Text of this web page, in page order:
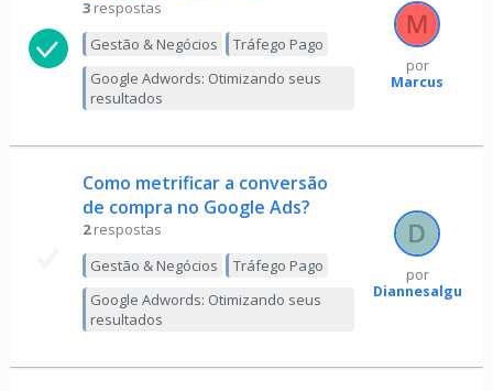
3 respostas
Gestão & Negócios
Tráfego Pago
Google Adwords: Otimizando seus
resultados
por
Marcus
Como metrificar a conversão
de compra no Google Ads?
2 respostas
Gestão & Negócios
Tráfego Pago
Google Adwords: Otimizando seus
resultados
por
Diannesalgueiro